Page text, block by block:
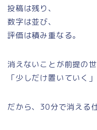
投稿は残り、
数字は並び、
評価は積み重なる。
消えないことが前提の世
「少しだけ置いていく
だから、30分で消える